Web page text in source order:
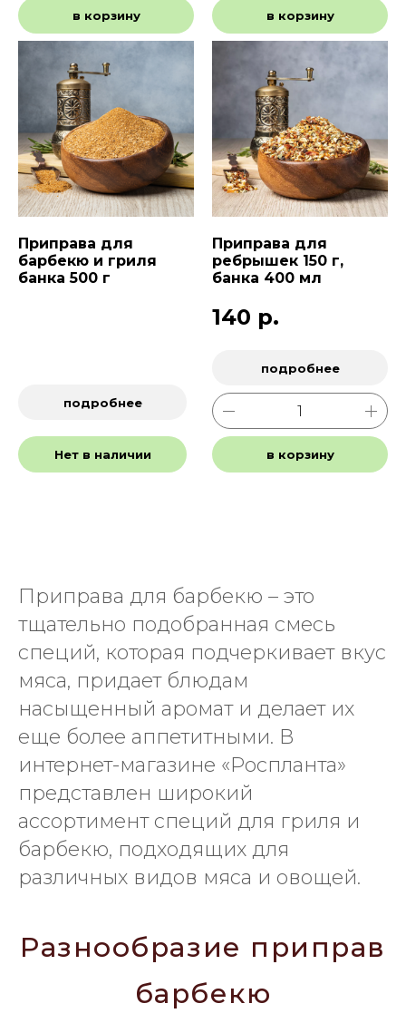
в корзину в корзину
Приправа для
барбекю и гриля
банка 500 г
подробнее
Нет в наличии
Приправа для
ребрышек 150 г,
банка 400 мл
140 р.
подробнее
в корзину
Приправа для барбекю – это
тщательно подобранная смесь
специй, которая подчеркивает вкус
мяса, придает блюдам
насыщенный аромат и делает их
еще более аппетитными. В
интернет-магазине «Роспланта»
представлен широкий
ассортимент специй для гриля и
барбекю, подходящих для
различных видов мяса и овощей.
Разнообразие приправ
барбекю